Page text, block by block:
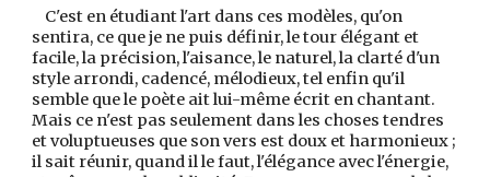
C'est en étudiant l'art dans ces modèles, qu'on
sentira, ce que je ne puis définir, le tour élégant et
facile, la précision, l'aisance, le naturel, la clarté d'un
style arrondi, cadencé, mélodieux, tel enfin qu'il
semble que le poète ait lui-même écrit en chantant.
Mais ce n'est pas seulement dans les choses tendres
et voluptueuses que son vers est doux et harmonieux ;
il sait réunir, quand il le faut, l'élégance avec l'énergie,